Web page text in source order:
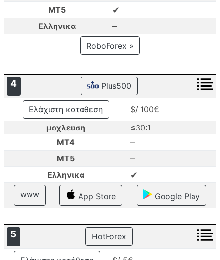
MT5 ✔
Ελληνικα –
RoboForex »
4 Plus500
Ελάχιστη κατάθεση
$/ 100€
μοχλευση
≤30:1
MT4
–
MT5 –
Ελληνικα ✔
www App Store Google Play
5 HotForex